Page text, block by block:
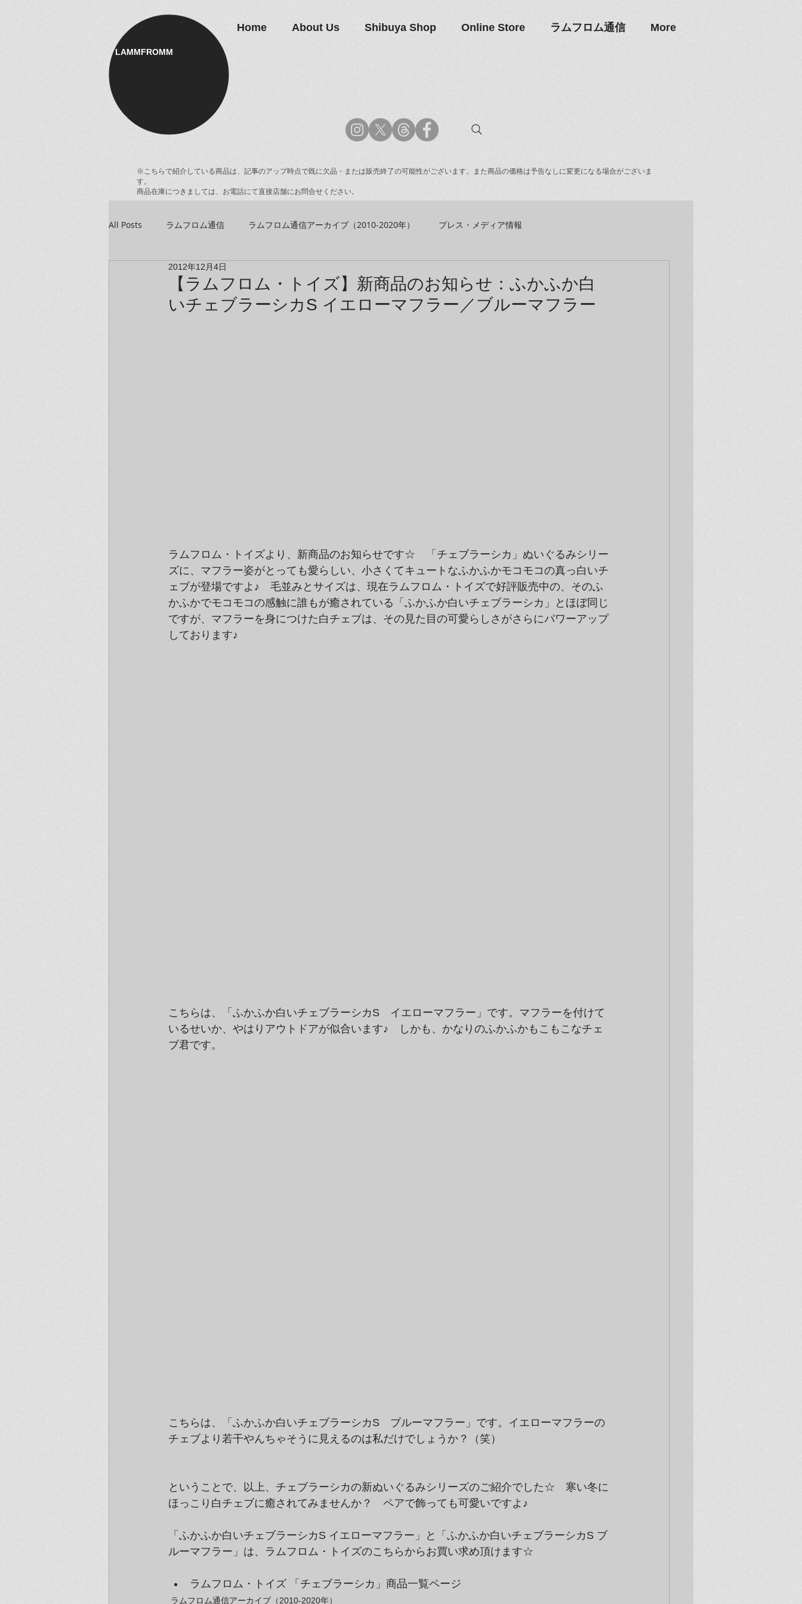
LAMMFROMM​
Home About Us Shibuya Shop Online Store ラムフロム通信 More
※こちらで紹介している商品は、記事のアップ時点で既に欠品・または販売終了の可能性がございます。また商品の価格は予告なしに変更になる場合がございま
す。
商品在庫につきましては、お電話にて直接店舗にお問合せください。
All Posts ラムフロム通信 ラムフロム通信アーカイブ（2010-2020年） プレス・メディア情報
アーティスト＆クリエイター紹介
【ラムフロム・トイズ】新商品のお知らせ：ふかふか白
いチェブラーシカS イエローマフラー／ブルーマフラー
2012年12月4日
ラムフロム・トイズより、新商品のお知らせです☆　「チェブラーシカ」ぬいぐるみシリー
ズに、マフラー姿がとっても愛らしい、小さくてキュートなふかふかモコモコの真っ白いチ
ェブが登場ですよ♪　毛並みとサイズは、現在ラムフロム・トイズで好評販売中の、そのふ
かふかでモコモコの感触に誰もが癒されている「ふかふか白いチェブラーシカ」とほぼ同じ
ですが、マフラーを身につけた白チェブは、その見た目の可愛らしさがさらにパワーアップ
しております♪
こちらは、「ふかふか白いチェブラーシカS　イエローマフラー」です。マフラーを付けて
いるせいか、やはりアウトドアが似合います♪　しかも、かなりのふかふかもこもこなチェ
ブ君です。
こちらは、「ふかふか白いチェブラーシカS　ブルーマフラー」です。イエローマフラーの
チェブより若干やんちゃそうに見えるのは私だけでしょうか？（笑）
ということで、以上、チェブラーシカの新ぬいぐるみシリーズのご紹介でした☆　寒い冬に
ほっこり白チェブに癒されてみませんか？　ペアで飾っても可愛いですよ♪
「ふかふか白いチェブラーシカS イエローマフラー」と「ふかふか白いチェブラーシカS ブ
ルーマフラー」は、ラムフロム・トイズのこちらからお買い求め頂けます☆
ラムフロム・トイズ 「チェブラーシカ」商品一覧ページ
ラムフロム通信アーカイブ（2010-2020年）